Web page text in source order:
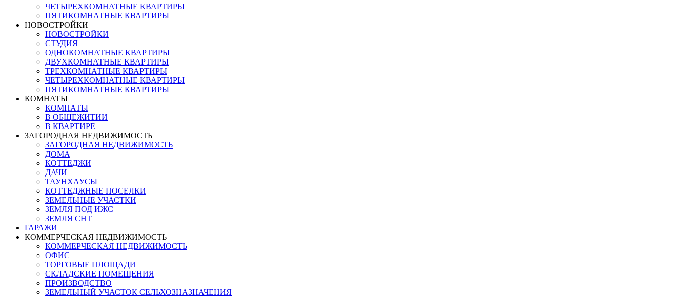
ЧЕТЫРЕХКОМНАТНЫЕ КВАРТИРЫ
ПЯТИКОМНАТНЫЕ КВАРТИРЫ
НОВОСТРОЙКИ
НОВОСТРОЙКИ
СТУДИЯ
ОДНОКОМНАТНЫЕ КВАРТИРЫ
ДВУХКОМНАТНЫЕ КВАРТИРЫ
ТРЕХКОМНАТНЫЕ КВАРТИРЫ
ЧЕТЫРЕХКОМНАТНЫЕ КВАРТИРЫ
ПЯТИКОМНАТНЫЕ КВАРТИРЫ
КОМНАТЫ
КОМНАТЫ
В ОБЩЕЖИТИИ
В КВАРТИРЕ
ЗАГОРОДНАЯ НЕДВИЖИМОСТЬ
ЗАГОРОДНАЯ НЕДВИЖИМОСТЬ
ДОМА
КОТТЕДЖИ
ДАЧИ
ТАУНХАУСЫ
КОТТЕДЖНЫЕ ПОСЕЛКИ
ЗЕМЕЛЬНЫЕ УЧАСТКИ
ЗЕМЛЯ ПОД ИЖС
ЗЕМЛЯ СНТ
ГАРАЖИ
КОММЕРЧЕСКАЯ НЕДВИЖИМОСТЬ
КОММЕРЧЕСКАЯ НЕДВИЖИМОСТЬ
ОФИС
ТОРГОВЫЕ ПЛОЩАДИ
СКЛАДСКИЕ ПОМЕЩЕНИЯ
ПРОИЗВОДСТВО
ЗЕМЕЛЬНЫЙ УЧАСТОК СЕЛЬХОЗНАЗНАЧЕНИЯ